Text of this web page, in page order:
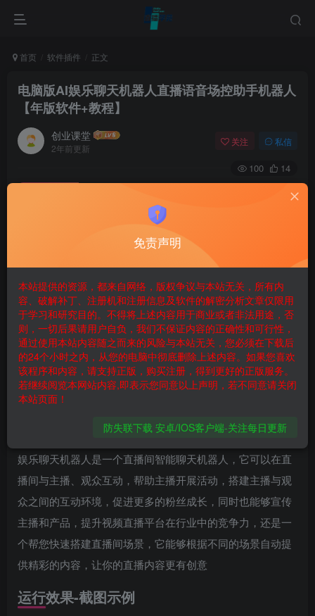
首页 软件插件 正文
电脑版AI娱乐聊天机器人直播语音场控助手机器人
【年版软件+教程】
创业课堂
2年前更新
关注 私信
100 14
此内容为积分兑换，请兑换后查看，可通过签到获得积分！
本站仅做项目分享，不提供一对一指导，如果不会操作，请仔细查
看网盘内教程自行研究，小白接受不了的请勿下单！站内资源仅供
研究学习使用！请勿商业运营,违法使用和传播！
学习分200
黄金会员学习分168 超级会员学习分128
立即购买
已售 257
娱乐聊天机器人是一个直播间智能聊天机器人，它可以在直
播间与主播、观众互动，帮助主播开展活动，搭建主播与观
众之间的互动环境，促进更多的粉丝成长，同时也能够宣传
主播和产品，提升视频直播平台在行业中的竞争力，还是一
个帮您快速搭建直播间场景，它能够根据不同的场景自动提
供精彩的内容，让你的直播内容更有创意
运行效果-截图示例
免责声明
本站提供的资源，都来自网络，版权争议与本站无关，所有内
容、破解补丁、注册机和注册信息及软件的解密分析文章仅限用
于学习和研究目的。不得将上述内容用于商业或者非法用途，否
则，一切后果请用户自负，我们不保证内容的正确性和可行性，
通过使用本站内容随之而来的风险与本站无关，您必须在下载后
的24个小时之内，从您的电脑中彻底删除上述内容。如果您喜欢
该程序和内容，请支持正版，购买注册，得到更好的正版服务。
若继续阅览本网站内容,即表示您同意以上声明，若不同意请关闭
本站页面！
防失联下载 安卓/IOS客户端-关注每日更新